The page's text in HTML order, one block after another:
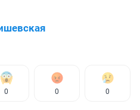
0 0 0